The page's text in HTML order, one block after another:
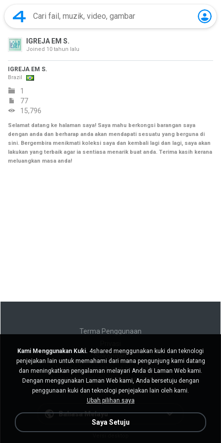
IGREJA EM S.
Joined 10 tahun lalu
IGREJA EM S.
Brazil
1
77
15,796
Selamat datang ke halaman saya! Saya mahu berkongsi barangan saya
dengan anda dan berharap anda akan mendapati sesuatu yang berguna di
sini. Bergembira menikmati koleksi saya dan kembali lagi dan lagi, saya akan
lakukan yang terbaik agar ia sentiasa menarik buat anda. Terima kasih kerana
meluangkan masa anda!
Terma Penggunaan
Jangan jual maklumat peribadi saya
Jangan kongsi maklumat peribadi saya
Bahasa Melayu
Kami Menggunakan Kuki. 4shared menggunakan kuki dan teknologi
penjejakan lain untuk memahami dari mana pengunjung kami datang
dan meningkatkan pengalaman melayari Anda di Laman Web kami.
Dengan menggunakan Laman Web kami, Anda bersetuju dengan
penggunaan kuki dan teknologi penjejakan lain oleh kami.
Ubah pilihan saya
Saya Setuju